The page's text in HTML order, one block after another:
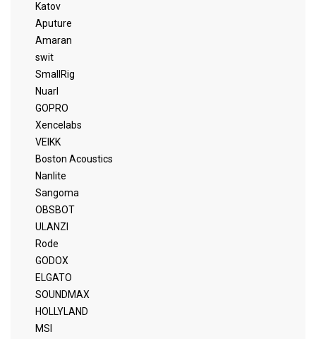
Katov
Aputure
Amaran
swit
SmallRig
Nuarl
GOPRO
Xencelabs
VEIKK
Boston Acoustics
Nanlite
Sangoma
OBSBOT
ULANZI
Rode
GODOX
ELGATO
SOUNDMAX
HOLLYLAND
MSI